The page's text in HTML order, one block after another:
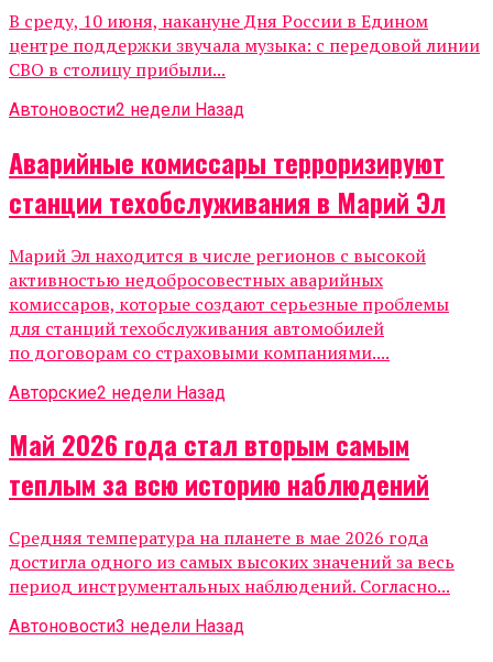
В среду, 10 июня, накануне Дня России в Едином
центре поддержки звучала музыка: с передовой линии
СВО в столицу прибыли...
Автоновости2 недели Назад
Аварийные комиссары терроризируют
станции техобслуживания в Марий Эл
Марий Эл находится в числе регионов с высокой
активностью недобросовестных аварийных
комиссаров, которые создают серьезные проблемы
для станций техобслуживания автомобилей
по договорам со страховыми компаниями....
Авторские2 недели Назад
Май 2026 года стал вторым самым
теплым за всю историю наблюдений
Средняя температура на планете в мае 2026 года
достигла одного из самых высоких значений за весь
период инструментальных наблюдений. Согласно...
Автоновости3 недели Назад